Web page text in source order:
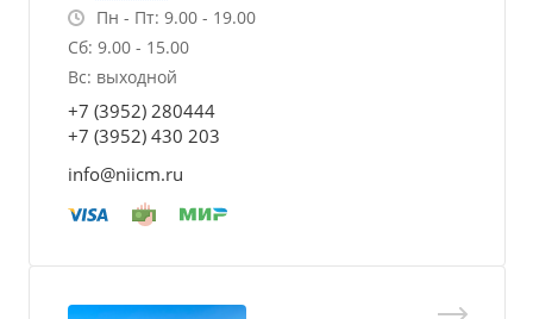
Пн - Пт: 9.00 - 19.00
Сб: 9.00 - 15.00
Вс: выходной
+7 (3952) 280444
+7 (3952) 430 203
info@niicm.ru